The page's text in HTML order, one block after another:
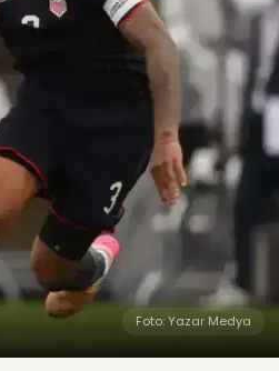
Foto: Yazar Medya